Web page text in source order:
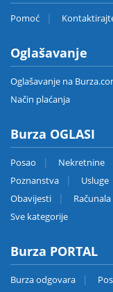
Pomoć
Oglašavanje
Oglašavanje na
Način plaćanja
Burza OGLASI
Posao Nekretnine
Poznanstva
Usluge
Obavijesti
Sve kategorije
Burza PORTAL
Burza odgovara